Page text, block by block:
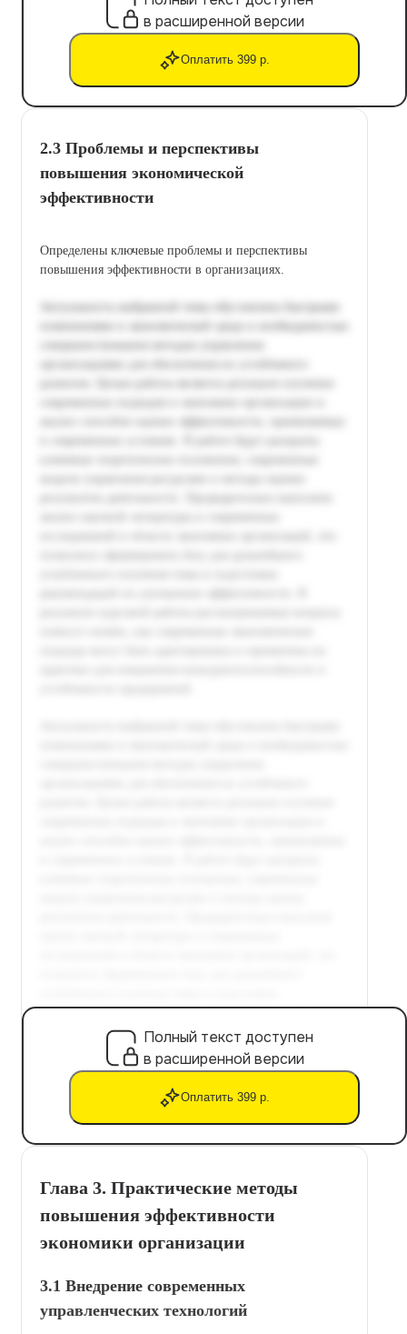
в расширенной версии
Оплатить 399 р.
2.3 Проблемы и перспективы
повышения экономической
эффективности
Определены ключевые проблемы и перспективы
повышения эффективности в организациях.
Полный текст доступен
в расширенной версии
Оплатить 399 р.
Глава 3. Практические методы
повышения эффективности
экономики организации
3.1 Внедрение современных
управленческих технологий